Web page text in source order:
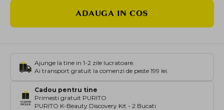
ADAUGA IN COS
Ajunge la tine in 1-2 zile lucratoare.
Ai transport gratuit la comenzi de peste 199 lei.
Cadou pentru tine
Primesti gratuit PURITO
PURITO K-Beauty Discovery Kit - 2 Bucati